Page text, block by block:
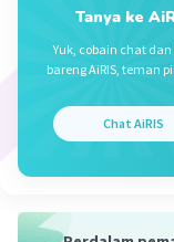
Tanya ke
Yuk, cobain chat
bareng AiRIS, teman
Chat AiRIS